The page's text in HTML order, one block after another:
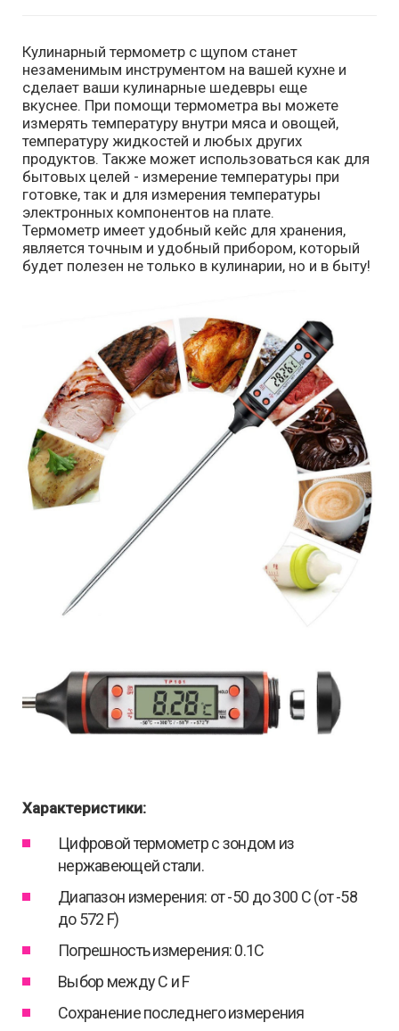
Кулинарный термометр с щупом станет
незаменимым инструментом на вашей кухне и
сделает ваши кулинарные шедевры еще
вкуснее. При помощи термометра вы можете
измерять температуру внутри мяса и овощей,
температуру жидкостей и любых других
продуктов. Также может использоваться как для
бытовых целей - измерение температуры при
готовке, так и для измерения температуры
электронных компонентов на плате.
Термометр имеет удобный кейс для хранения,
является точным и удобный прибором, который
будет полезен не только в кулинарии, но и в быту!
Характеристики:
Цифровой термометр с зондом из
нержавеющей стали.
Диапазон измерения: от -50 до 300 С (от -58
до 572 F)
Погрешность измерения: 0.1С
Выбор между C и F
Сохранение последнего измерения